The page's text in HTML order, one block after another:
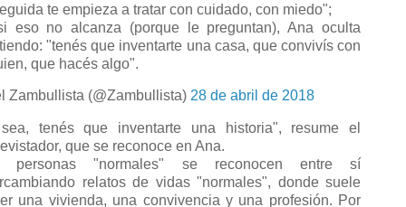
te empieza a tratar con cuidado, con miedo";
eso no alcanza (porque le preguntan), Ana oculta
"tenés que inventarte una casa, que convivís con
que hacés algo".
Zambullista (@Zambullista) 28 de abril de 2018
tenés que inventarte una historia", resume el
que se reconoce en Ana.
personas "normales" se reconocen entre sí
relatos de vidas "normales", donde suele
una vivienda, una convivencia y una profesión. Por